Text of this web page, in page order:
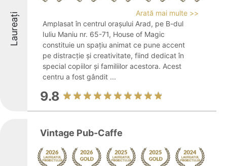
Laureați
Arată mai multe >>
Amplasat în centrul orașului Arad, pe B-dul
Iuliu Maniu nr. 65-71, House of Magic
constituie un spațiu animat ce pune accent
pe distracție și creativitate, fiind dedicat în
special copiilor și familiilor acestora. Acest
centru a fost gândit ...
9.8
Vintage Pub-Caffe